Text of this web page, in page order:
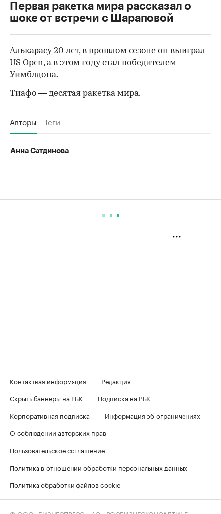
Первая ракетка мира рассказал о
шоке от встречи с Шараповой
Алькарасу 20 лет, в прошлом сезоне он выиграл
US Open, а в этом году стал победителем
Уимблдона.
Тиафо — десятая ракетка мира.
Авторы Теги
Анна Сатдинова
Контактная информация
Редакция
Скрыть баннеры на РБК
Подписка на РБК
Корпоративная подписка
Информация об ограничениях
О соблюдении авторских прав
Пользовательское соглашение
Политика в отношении обработки персональных данных
Политика обработки файлов cookie